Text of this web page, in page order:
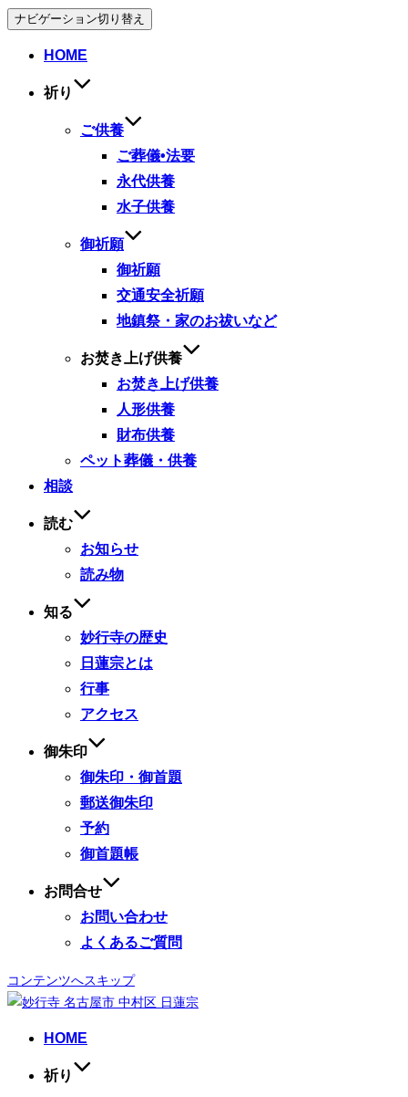
ナビゲーション切り替え
HOME
祈り
ご供養
ご葬儀•法要
永代供養
水子供養
御祈願
御祈願
交通安全祈願
地鎮祭・家のお祓いなど
お焚き上げ供養
お焚き上げ供養
人形供養
財布供養
ペット葬儀・供養
相談
読む
お知らせ
読み物
知る
妙行寺の歴史
日蓮宗とは
行事
アクセス
御朱印
御朱印・御首題
郵送御朱印
予約
御首題帳
お問合せ
お問い合わせ
よくあるご質問
コンテンツへスキップ
HOME
祈り